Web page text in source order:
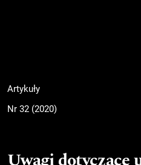
Artykuły
Nr 32 (2020)